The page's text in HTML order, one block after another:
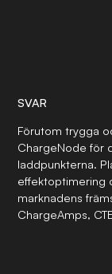
SVAR
Förutom trygga
ChargeNode för
laddpunkterna.
effektoptimering
marknadens
ChargeAmps,